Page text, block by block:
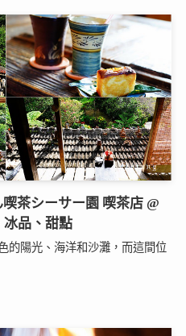
茶シーサー園 喫茶店 @
冰品、甜點
的陽光、海洋和沙灘，而這間位